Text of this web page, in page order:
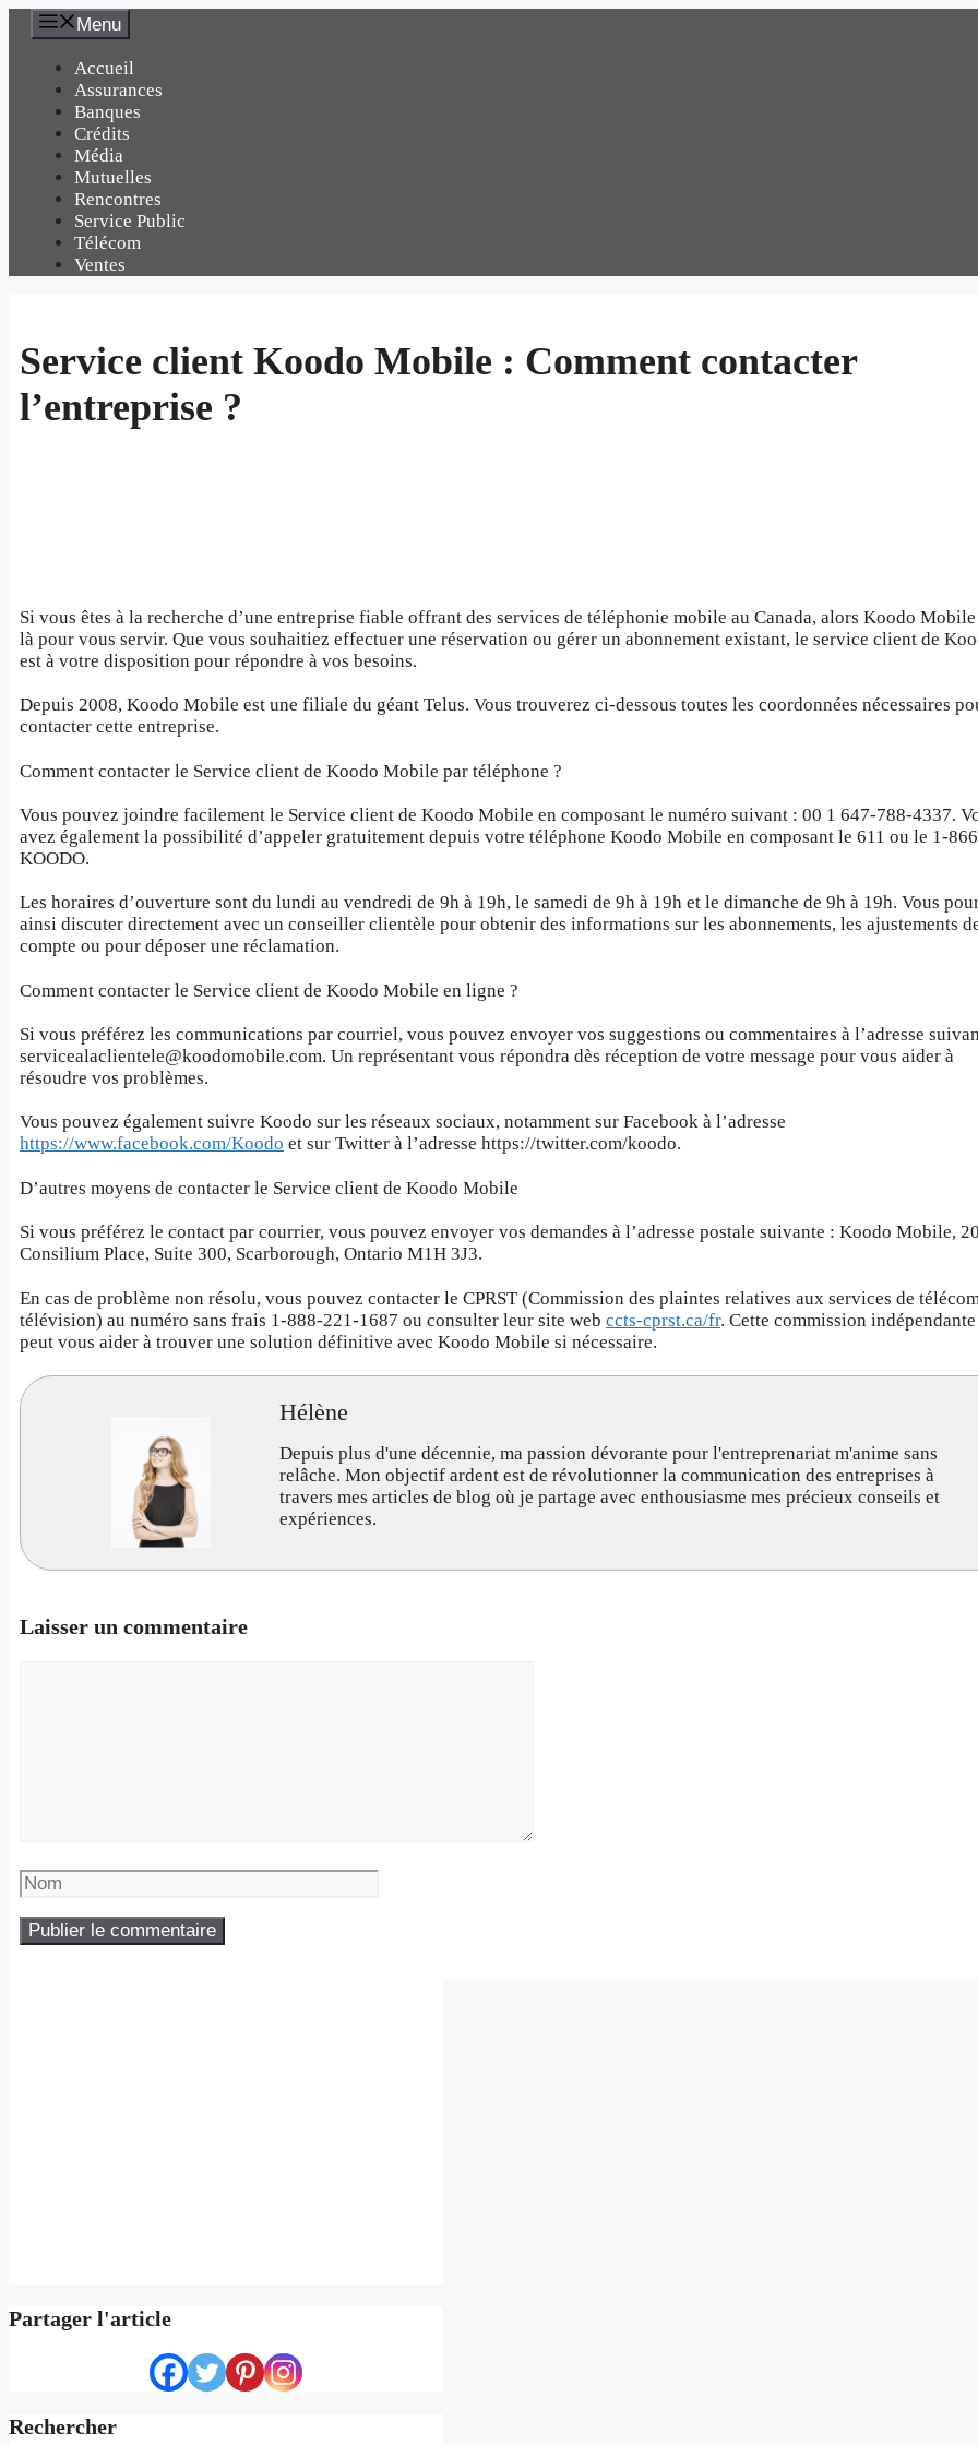
Aller
contenu
Menu
Accueil
Assurances
Banques
Crédits
Média
Mutuelles
Rencontres
Service Public
Télécom
Ventes
Service client Koodo Mobile : Comment contacter
l’entreprise ?
Si vous êtes à la recherche d’une entreprise fiable offrant des services de téléphonie mobile au Canada, alors Koodo Mobile
là pour vous servir. Que vous souhaitiez effectuer une réservation ou gérer un abonnement existant, le service client de
est à votre disposition pour répondre à vos besoins.
Depuis 2008, Koodo Mobile est une filiale du géant Telus. Vous trouverez ci-dessous toutes les coordonnées nécessaires
contacter cette entreprise.
Comment contacter le Service client de Koodo Mobile par téléphone ?
Vous pouvez joindre facilement le Service client de Koodo Mobile en composant le numéro suivant : 00 1 647-788-4337.
avez également la possibilité d’appeler gratuitement depuis votre téléphone Koodo Mobile en composant le 611 ou le 1-
KOODO.
Les horaires d’ouverture sont du lundi au vendredi de 9h à 19h, le samedi de 9h à 19h et le dimanche de 9h à 19h. Vous
ainsi discuter directement avec un conseiller clientèle pour obtenir des informations sur les abonnements, les ajustements
compte ou pour déposer une réclamation.
Comment contacter le Service client de Koodo Mobile en ligne ?
Si vous préférez les communications par courriel, vous pouvez envoyer vos suggestions ou commentaires à l’adresse
servicealaclientele@koodomobile.com. Un représentant vous répondra dès réception de votre message pour vous aider à
résoudre vos problèmes.
Vous pouvez également suivre Koodo sur les réseaux sociaux, notamment sur Facebook à l’adresse
https://www.facebook.com/Koodo et sur Twitter à l’adresse https://twitter.com/koodo.
D’autres moyens de contacter le Service client de Koodo Mobile
Si vous préférez le contact par courrier, vous pouvez envoyer vos demandes à l’adresse postale suivante : Koodo Mobile,
Consilium Place, Suite 300, Scarborough, Ontario M1H 3J3.
En cas de problème non résolu, vous pouvez contacter le CPRST (Commission des plaintes relatives aux services de
télévision) au numéro sans frais 1-888-221-1687 ou consulter leur site web ccts-cprst.ca/fr. Cette commission indépendante
peut vous aider à trouver une solution définitive avec Koodo Mobile si nécessaire.
Hélène
Depuis plus d'une décennie, ma passion dévorante pour l'entreprenariat m'anime sans
relâche. Mon objectif ardent est de révolutionner la communication des entreprises à
travers mes articles de blog où je partage avec enthousiasme mes précieux conseils et
expériences.
Laisser un commentaire
Nom
Partager l'article
Rechercher